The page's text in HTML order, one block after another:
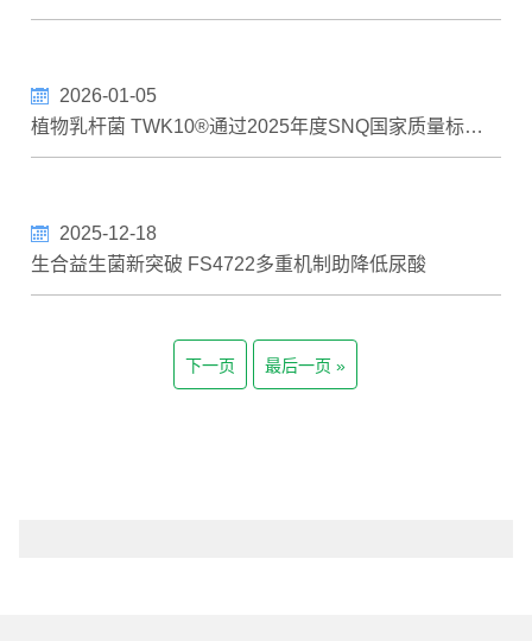
植物乳杆菌 TWK10®通过2025年度SNQ国家质量标章认证
2026-01-05
生合益生菌新突破 FS4722多重机制助降低尿酸
2025-12-18
下一页 最后一页